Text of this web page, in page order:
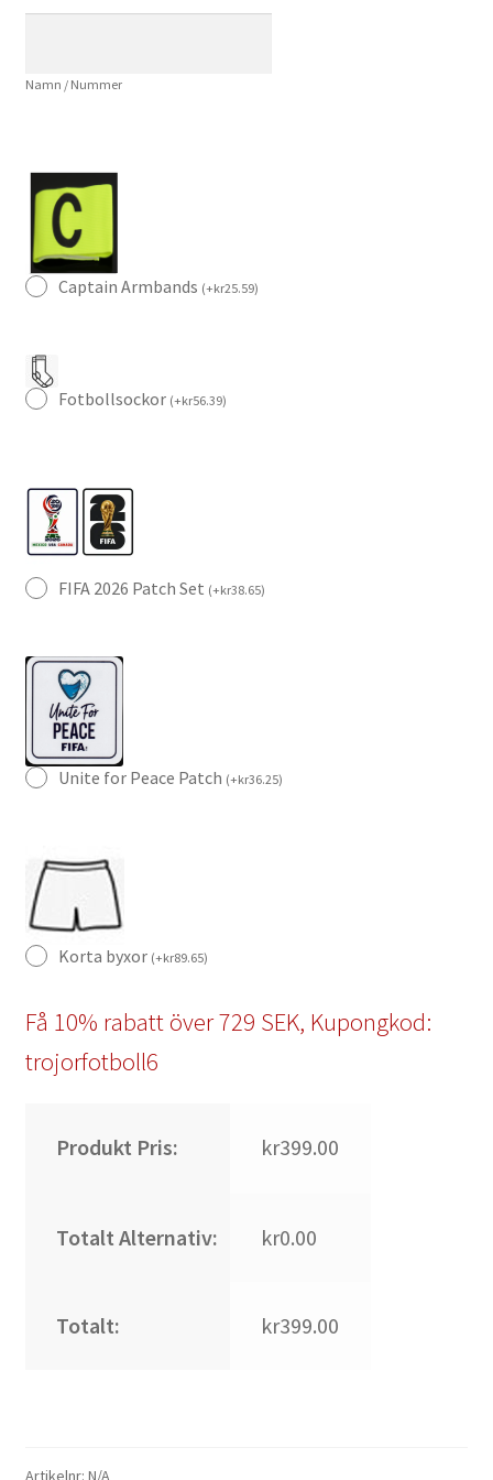
2026
Fotbollströja
Namn / Nummer
Captain Armbands (+kr25.59)
Fotbollsockor (+kr56.39)
FIFA 2026 Patch Set (+kr38.65)
Unite for Peace Patch (+kr36.25)
Korta byxor (+kr89.65)
Få 10% rabatt över 729 SEK, Kupongkod:
trojorfotboll6
Produkt Pris: kr399.00
Totalt Alternativ: kr0.00
Totalt: kr399.00
Artikelnr: N/A